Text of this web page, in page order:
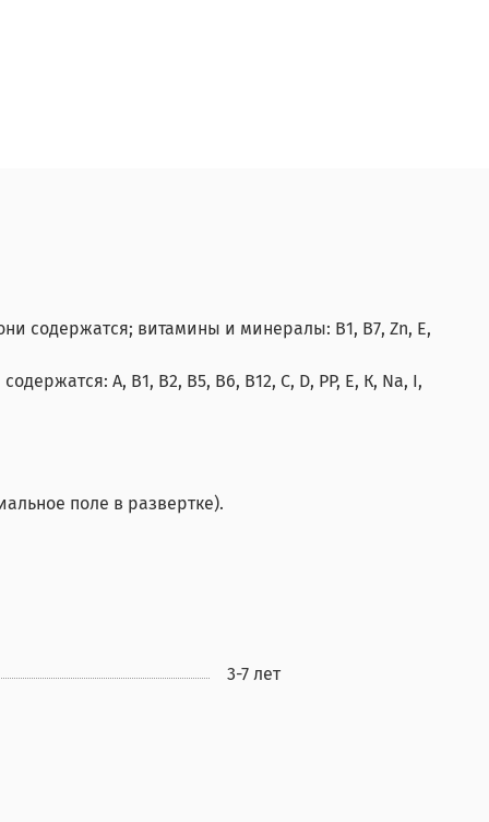
содержатся; витамины и минералы: В1, В7, Zn, Е,
А, В1, В2, В5, В6, В12, С, D, PP, Е, К, Na, I,
поле в развертке).
3-7 лет